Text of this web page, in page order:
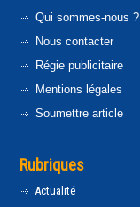
Qui sommes-nous ?
Nous contacter
Régie publicitaire
Mentions légales
Soumettre article
Rubriques
Actualité